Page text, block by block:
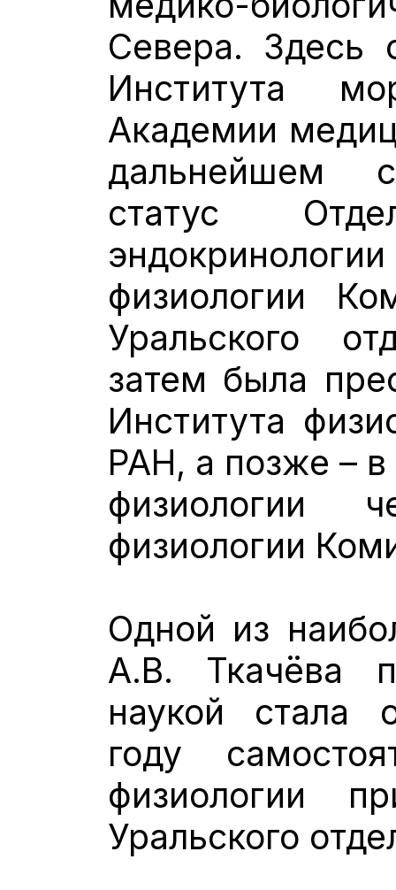
Севера. Здесь
Института
Академии
дальнейшем
статус
физиологии
Уральского
затем была
Института
РАН, а позже – в
физиологии
физиологии
Одной из
А.В. Ткачёва
наукой стала
году
физиологии
Уральского